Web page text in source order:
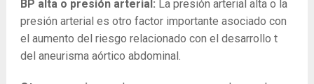
BP alta o presión arterial: La ​​presión arterial alta o la
presión arterial es otro factor importante asociado con
el aumento del riesgo relacionado con el desarrollo t
del aneurisma aórtico abdominal.